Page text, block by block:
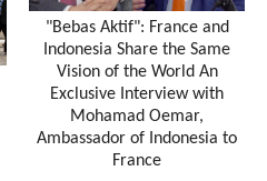
"Bebas Aktif": France and
Indonesia Share the Same
Vision of the World An
Exclusive Interview with
Mohamad Oemar,
Ambassador of Indonesia to
France